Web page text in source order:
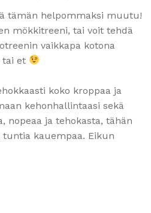
tämän helpommaksi muutu!
mökkitreeni, tai voit tehdä
vaikkapa kotona
tai et
koko kroppaa ja
kehonhallintaasi sekä
nopeaa ja tehokasta, tähän
kauempaa. Eikun